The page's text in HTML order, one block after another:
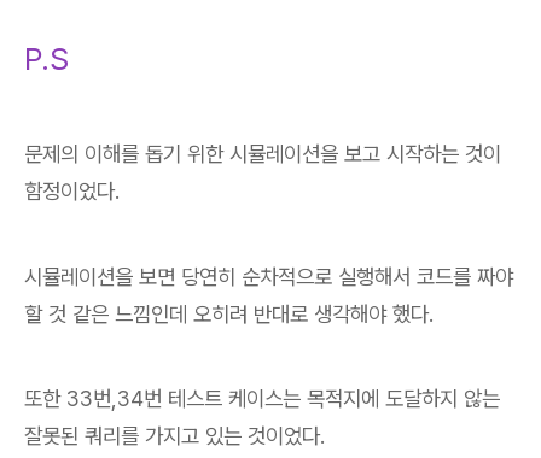
P.S
문제의 이해를 돕기 위한 시뮬레이션을 보고 시작하는 것이
함정이었다.
시뮬레이션을 보면 당연히 순차적으로 실행해서 코드를 짜야
할 것 같은 느낌인데 오히려 반대로 생각해야 했다.
또한 33번,34번 테스트 케이스는 목적지에 도달하지 않는
잘못된 쿼리를 가지고 있는 것이었다.